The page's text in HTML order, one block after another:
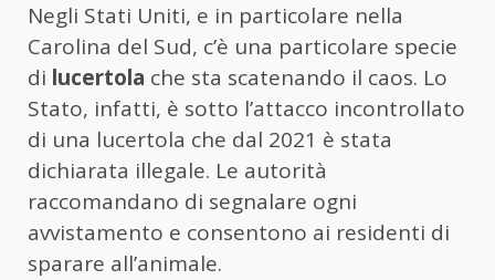
Negli Stati Uniti, e in particolare nella
Carolina del Sud, c’è una particolare specie
di lucertola che sta scatenando il caos. Lo
Stato, infatti, è sotto l’attacco incontrollato
di una lucertola che dal 2021 è stata
dichiarata illegale. Le autorità
raccomandano di segnalare ogni
avvistamento e consentono ai residenti di
sparare all’animale.